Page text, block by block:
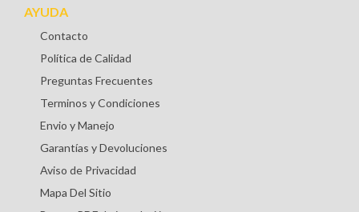
AYUDA
Contacto
Política de Calidad
Preguntas Frecuentes
Terminos y Condiciones
Envio y Manejo
Garantías y Devoluciones
Aviso de Privacidad
Mapa Del Sitio